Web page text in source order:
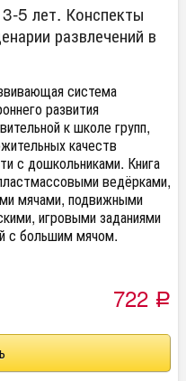
5 лет. Конспекты
развлечений в
система
развития
к школе групп,
качеств
с дошкольниками. Книга
ведёрками,
мячами, подвижными
игровыми заданиями
с большим мячом.
722 Р